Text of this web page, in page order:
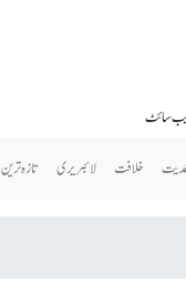
ویب سائٹ
خلافت لائبریری تازہ ترین